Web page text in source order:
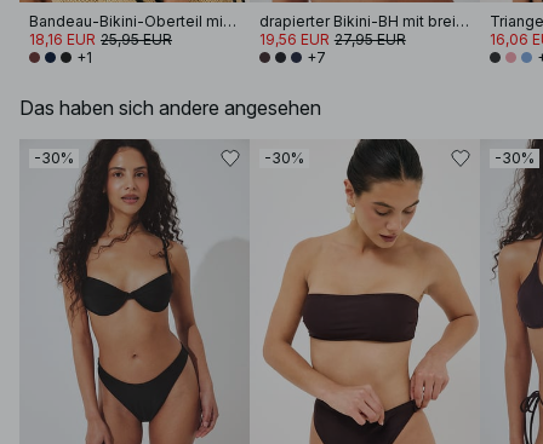
Bandeau-Bikini-Oberteil mit Knoten vorne
18,16 EUR 25,95 EUR
+1
drapierter Bikini-BH mit breiten Trägern
19,56 EUR 27,95 EUR
+7
16,06
Das haben sich andere angesehen
-30% -30% -30%